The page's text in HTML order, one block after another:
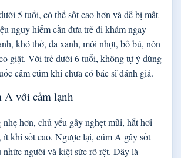
5 tuổi, có thể sốt cao hơn và dễ bị mất
nguy hiểm cần đưa trẻ đi khám ngay
khó thở, da xanh, môi nhợt, bỏ bú, nôn
giật. Với trẻ dưới 6 tuổi, không tự ý dùng
cảm cúm khi chưa có bác sĩ đánh giá.
A với cảm lạnh
hơn, chủ yếu gây nghẹt mũi, hắt hơi
ít khi sốt cao. Ngược lại, cúm A gây sốt
nhức người và kiệt sức rõ rệt. Đây là